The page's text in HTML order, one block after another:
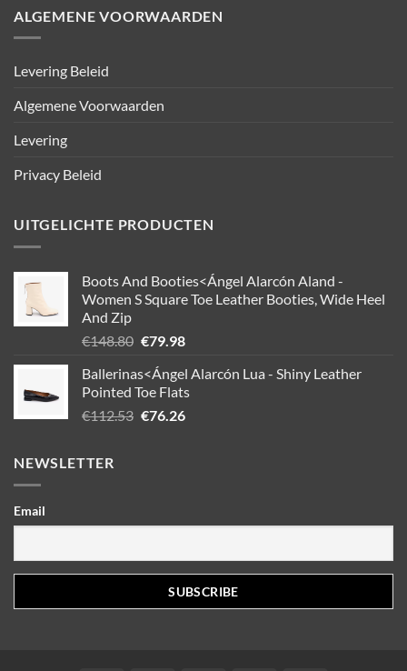
ALGEMENE VOORWAARDEN
Levering Beleid
Algemene Voorwaarden
Levering
Privacy Beleid
UITGELICHTE PRODUCTEN
Boots And Booties<Ángel Alarcón Aland -
Women S Square Toe Leather Booties, Wide Heel
And Zip
€148.80 Oorspronkelijke
was:
€148.80.
€79.98Huidige
is:
€79.98.
Ballerinas<Ángel Alarcón Lua - Shiny Leather
Pointed Toe Flats
€112.53 Oorspronkelijke
€76.26Huidige
NEWSLETTER
Email